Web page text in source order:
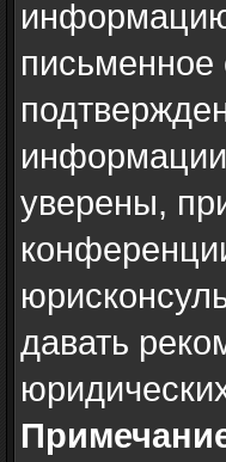
письменное
уверены,
давать